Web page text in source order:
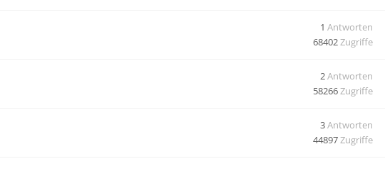
1 Antworten
68402Zugriffe
2Antworten
58266Zugriffe
3Antworten
44897Zugriffe